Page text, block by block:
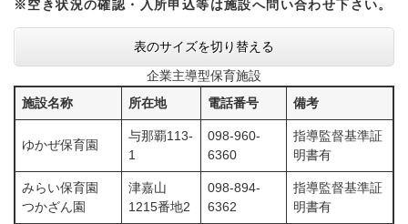
※空き状況の確認・入所申込等は施設へ問い合わせ下さい。
表のサイズを切り替える
企業主導型保育施設
施設名称
所在地 電話番号 備考
ゆかぜ保育園
与那覇113-
1
098-960-
6360
指導監督基準証
明書有
みらい保育園
つかざん園
津嘉山
1215番地2
098-894-
6362
指導監督基準証
明書有